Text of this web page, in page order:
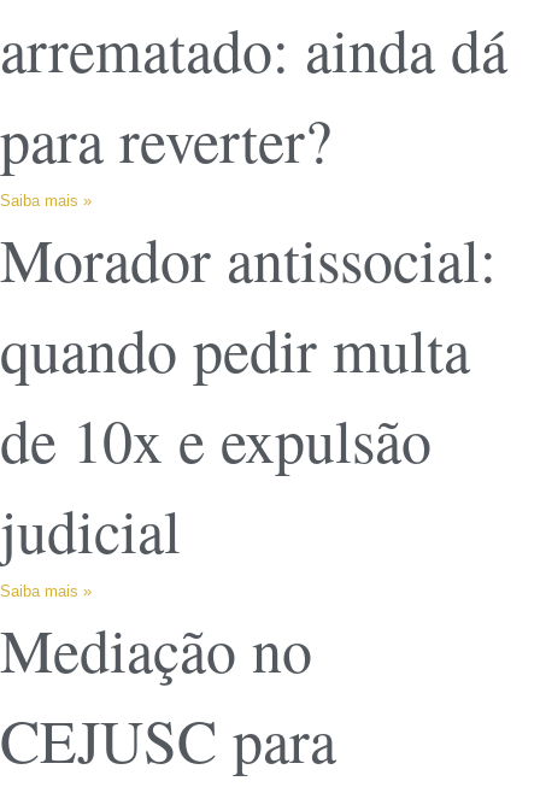
arrematado: ainda dá
para reverter?
Saiba mais »
Morador antissocial:
quando pedir multa
de 10x e expulsão
judicial
Saiba mais »
Mediação no
CEJUSC para